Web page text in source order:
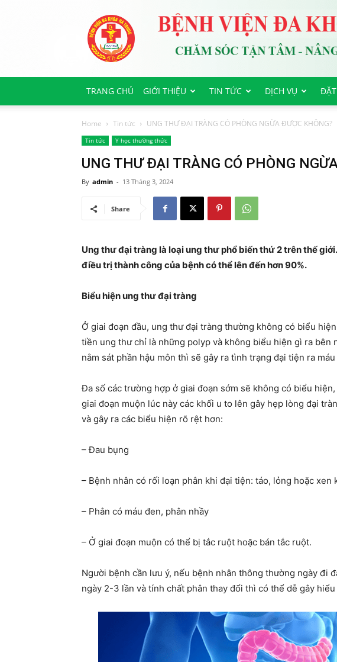
Bệnh
viện
Đa
Khoa
Trung
TRANG CHỦ
GIỚI THIỆU TIN TỨC DỊCH VỤ
Home Tin tức UNG THƯ ĐẠI TRÀNG CÓ PHÒNG NGỪA ĐƯỢC KHÔNG?
Tin tức Y học thường thức
UNG THƯ ĐẠI TRÀNG CÓ PHÒNG
By admin - 13 Tháng 3, 2024
Share
Ung thư đại tràng là loại ung thư phổ biến thứ 2 trên thế
điều trị thành công của bệnh có thể lên đến hơn 90%.
Biểu hiện ung thư đại tràng
Ở giai đoạn đầu, ung thư đại tràng thường không có biểu
tiền ung thư chỉ là những polyp và không biểu hiện gì ra bên
nằm sát phần hậu môn thì sẽ gây ra tình trạng đại tiện ra
Đa số các trường hợp ở giai đoạn sớm sẽ không có biểu
giai đoạn muộn lúc này các khối u to lên gây hẹp lòng đại
và gây ra các biểu hiện rõ rệt hơn:
– Đau bụng
– Bệnh nhân có rối loạn phân khi đại tiện: táo, lỏng hoặc xen
– Phân có máu đen, phân nhầy
– Ở giai đoạn muộn có thể bị tắc ruột hoặc bán tắc ruột.
Người bệnh cần lưu ý, nếu bệnh nhân thông thường ngày đi
ngày 2-3 lần và tính chất phân thay đổi thì có thể dễ gây